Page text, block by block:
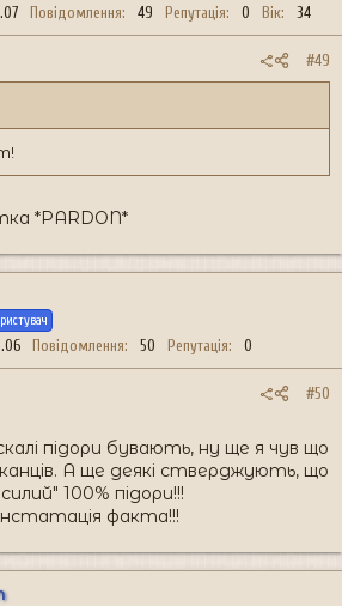
Повідомлення 49 Репутація 0 Вік 34
#49
*PARDON*
Повідомлення 50 Репутація 0
#50
підори бувають, ну ще я чув що
А ще деякі стверджують, що
100% підори!!!
факта!!!